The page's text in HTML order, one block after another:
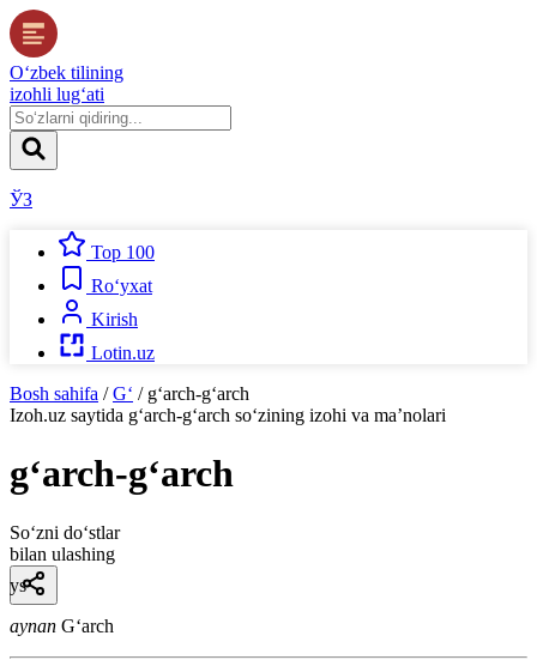
O‘zbek tilining
izohli lug‘ati
ЎЗ
Top 100
Ro‘yxat
Kirish
Lotin.uz
Bosh sahifa / G‘ / g‘arch-g‘arch
Izoh.uz saytida g‘arch-g‘arch so‘zining izohi va ma’nolari
g‘arch-g‘arch
So‘zni do‘stlar
bilan ulashing
ys
aynan Gʻarch